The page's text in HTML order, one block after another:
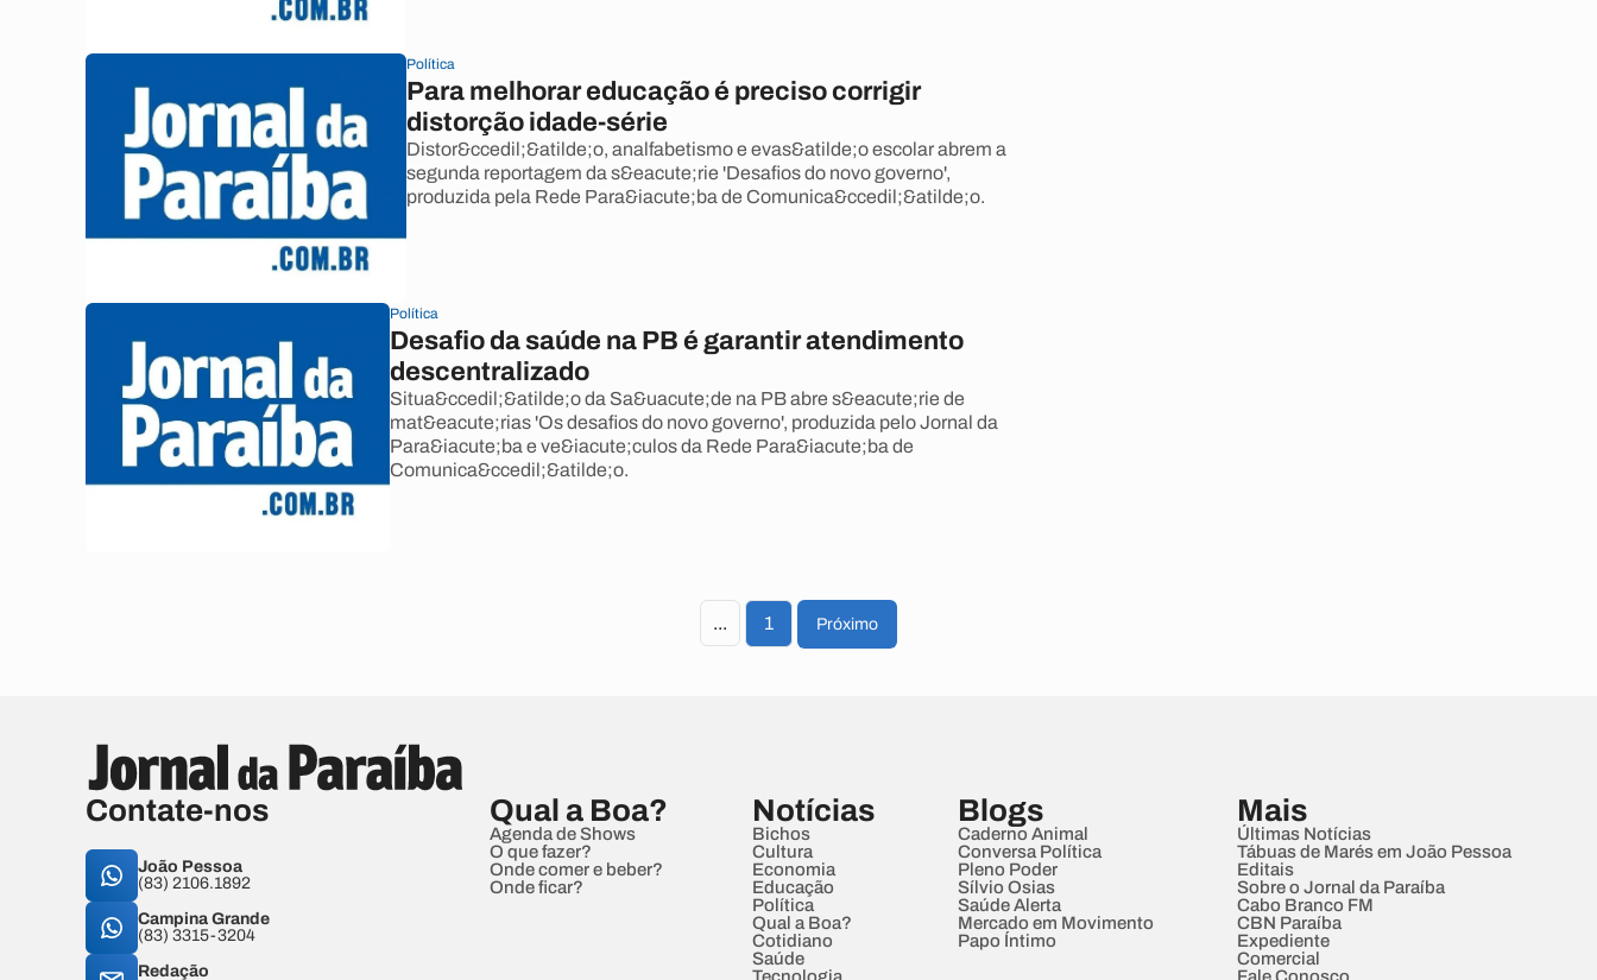
Política
Para melhorar educação é preciso corrigir
distorção idade-série
Distor&ccedil;&atilde;o, analfabetismo e evas&atilde;o escolar abrem a
segunda reportagem da s&eacute;rie 'Desafios do novo governo',
produzida pela Rede Para&iacute;ba de Comunica&ccedil;&atilde;o.
Política
Desafio da saúde na PB é garantir atendimento
descentralizado
Situa&ccedil;&atilde;o da Sa&uacute;de na PB abre s&eacute;rie de
mat&eacute;rias 'Os desafios do novo governo', produzida pelo Jornal da
Para&iacute;ba e ve&iacute;culos da Rede Para&iacute;ba de
Comunica&ccedil;&atilde;o.
... 1 Próximo
Contate-nos
João Pessoa
(83) 2106.1892
Campina Grande
(83) 3315-3204
Redação
Qual a Boa?
Agenda de Shows
O que fazer?
Onde comer e beber?
Onde ficar?
Notícias
Bichos
Cultura
Economia
Educação
Política
Qual a Boa?
Cotidiano
Saúde
Blogs
Caderno Animal
Conversa Política
Pleno Poder
Sílvio Osias
Saúde Alerta
Mercado em Movimento
Papo Íntimo
Mais
Últimas Notícias
Tábuas de Marés em João Pessoa
Editais
Sobre o Jornal da Paraíba
Cabo Branco FM
CBN Paraíba
Expediente
Comercial